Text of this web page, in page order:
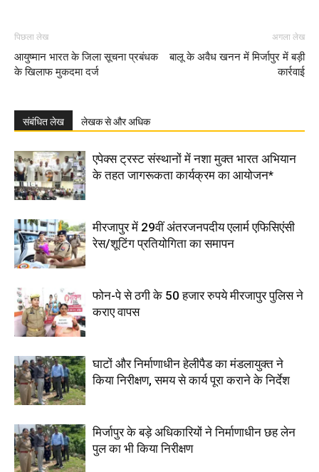
पिछला लेख
आयुष्मान भारत के जिला सूचना प्रबंधक
के खिलाफ मुकदमा दर्ज
अगला लेख
बालू के अवैध खनन में मिर्जापुर में बड़ी
कार्रवाई
संबंधित लेख लेखक से और अधिक
एपेक्स ट्रस्ट संस्थानों में नशा मुक्त भारत अभियान
के तहत जागरूकता कार्यक्रम का आयोजन*
मीरजापुर में 29वीं अंतरजनपदीय एलार्म एफिसिएंसी
रेस/शूटिंग प्रतियोगिता का समापन
फोन-पे से ठगी के 50 हजार रुपये मीरजापुर पुलिस ने
कराए वापस
घाटों और निर्माणाधीन हेलीपैड का मंडलायुक्त ने
किया निरीक्षण, समय से कार्य पूरा कराने के निर्देश
मिर्जापुर के बड़े अधिकारियों ने निर्माणाधीन छह लेन
पुल का भी किया निरीक्षण